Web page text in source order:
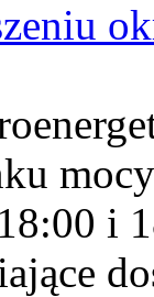
i